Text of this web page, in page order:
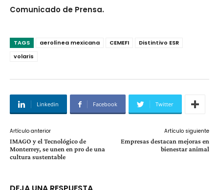
Comunicado de Prensa.
TAGS aerolínea mexicana CEMEFI
Distintivo ESR
volaris
Linkedin Facebook Twitter
Artículo anterior
IMAGO y el Tecnológico de
Monterrey, se unen en pro de una
cultura sustentable
Artículo siguiente
Empresas destacan mejoras en
bienestar animal